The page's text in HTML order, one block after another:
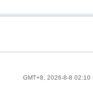
GMT+8, 2026-8-8 02:10